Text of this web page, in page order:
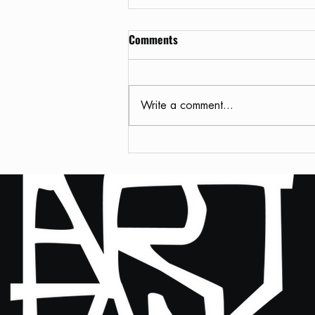
ขนงานอาร์ตใครว่าง่าย รวม
ศิลปะด้วยรถตู้ทึบ
Comments
Write a comment...